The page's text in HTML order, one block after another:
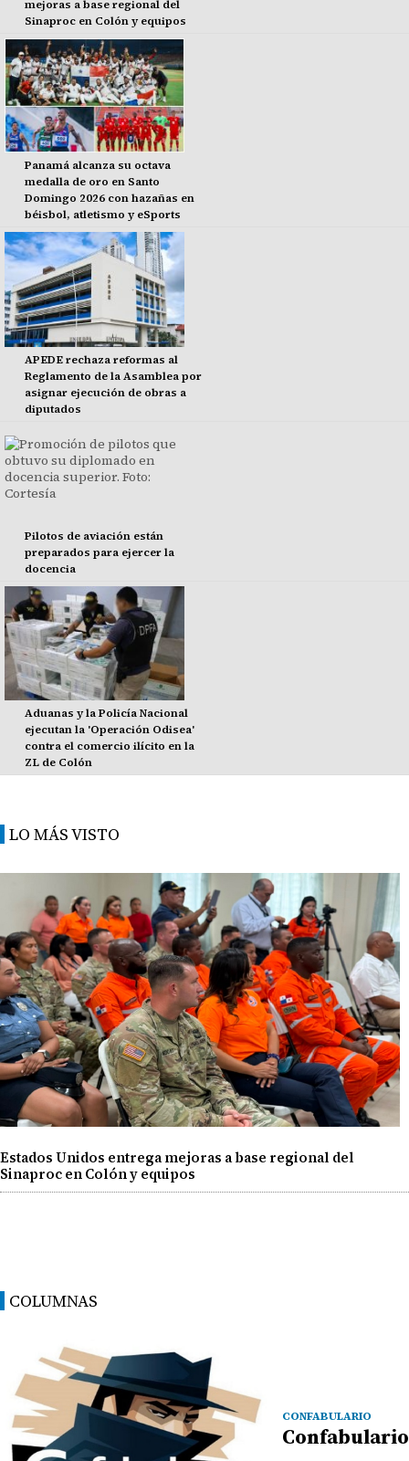
mejoras a base regional del
Sinaproc en Colón y equipos
Panamá alcanza su octava
medalla de oro en Santo
Domingo 2026 con hazañas en
béisbol, atletismo y eSports
APEDE rechaza reformas al
Reglamento de la Asamblea por
asignar ejecución de obras a
diputados
Pilotos de aviación están
preparados para ejercer la
docencia
Aduanas y la Policía Nacional
ejecutan la 'Operación Odisea'
contra el comercio ilícito en la
ZL de Colón
LO MÁS VISTO
Estados Unidos entrega mejoras a base regional del
Sinaproc en Colón y equipos
COLUMNAS
CONFABULARIO
Confabulario